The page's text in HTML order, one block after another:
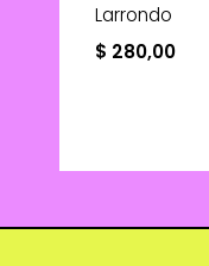
Larrondo
$ 280,00